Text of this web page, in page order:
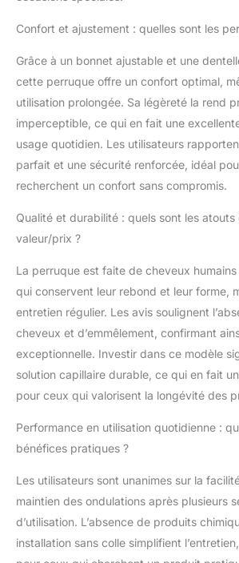
humains de
est grande,
partie est
% de
épaisse, la
15,2 cm de
permet à vos
perruques
bouclées
queue de
coiffures à
Avantage des
perruques
humains
frontale 13 x
x 6 dentelle
peu importe
courts,
perruques
humains
processus
plus de trois
cheveux
Confort et ajustement : quelles sont les
Grâce à un bonnet ajustable et une
cette perruque offre un confort optimal,
utilisation prolongée. Sa légèreté la rend
imperceptible, ce qui en fait une
usage quotidien. Les utilisateurs
parfait et une sécurité renforcée, idéal
recherchent un confort sans compromis.
Qualité et durabilité : quels sont les atouts
valeur/prix ?
La perruque est faite de cheveux
qui conservent leur rebond et leur forme,
entretien régulier. Les avis soulignent
cheveux et d’emmêlement, confirmant
exceptionnelle. Investir dans ce modèle
solution capillaire durable, ce qui en fait
pour ceux qui valorisent la longévité des
Performance en utilisation quotidienne :
bénéfices pratiques ?
Les utilisateurs sont unanimes sur la
maintien des ondulations après plusieurs
d’utilisation. L’absence de produits
installation sans colle simplifient